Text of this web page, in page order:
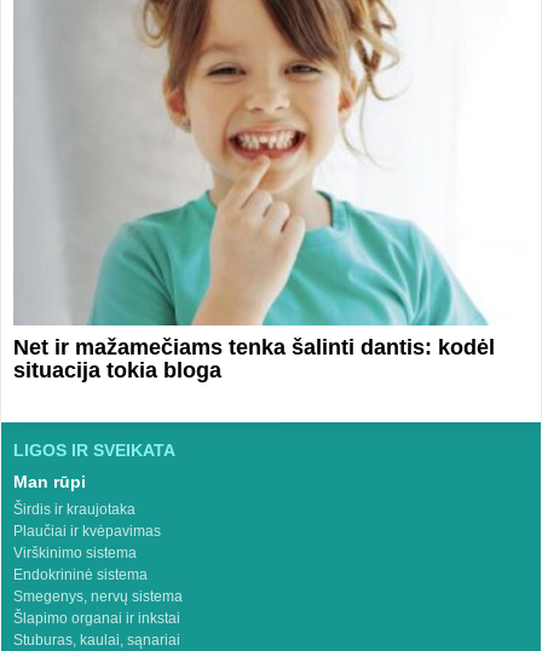
Net ir mažamečiams tenka šalinti dantis: kodėl
situacija tokia bloga
LIGOS IR SVEIKATA
Man rūpi
Širdis ir kraujotaka
Plaučiai ir kvėpavimas
Virškinimo sistema
Endokrininė sistema
Smegenys, nervų sistema
Šlapimo organai ir inkstai
Stuburas, kaulai, sąnariai